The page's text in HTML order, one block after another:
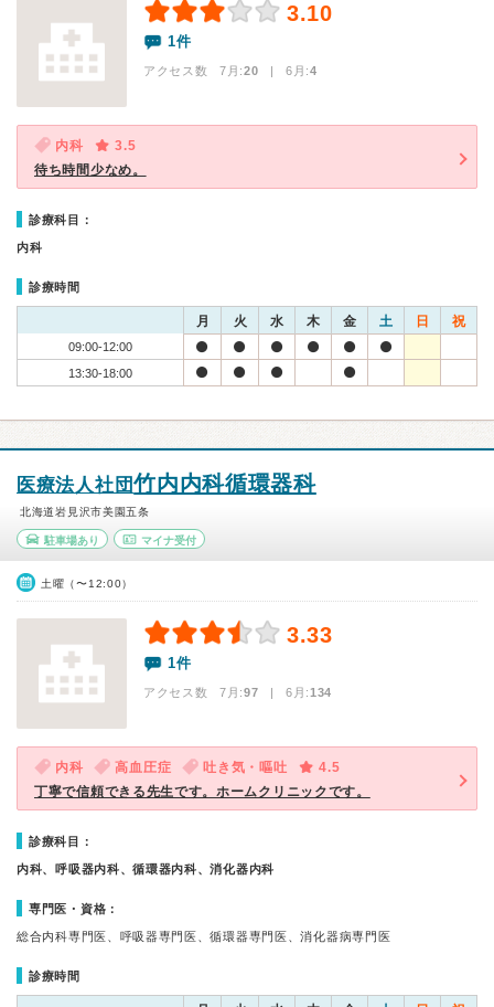
3.10
1件
アクセス数 7月:20 | 6月:4
内科
3.5
待ち時間少なめ。
診療科目：
内科
診療時間
月 火 水 木 金 土 日 祝
09:00-12:00
13:30-18:00
医療法人社団竹内内科循環器科
北海道岩見沢市美園五条
駐車場あり マイナ受付
土曜（〜12:00）
3.33
1件
アクセス数 7月:97 | 6月:134
内科 高血圧症 吐き気・嘔吐
4.5
丁寧で信頼できる先生です。ホームクリニックです。
診療科目：
内科、呼吸器内科、循環器内科、消化器内科
専門医・資格：
総合内科専門医、呼吸器専門医、循環器専門医、消化器病専門医
診療時間